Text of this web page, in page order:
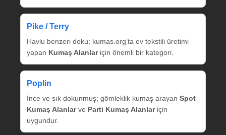
Pike / Terry
Havlu benzeri doku; kumas.org’ta ev tekstili üretimi
yapan Kumaş Alanlariçin önemli bir kategori.
Poplin
İnce ve sık dokunmuş; gömleklik kumaş arayan Spot
Kumaş Alanlarve Parti Kumaş Alanlariçin
uygundur.